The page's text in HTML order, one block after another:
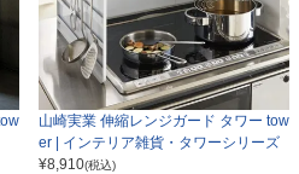
山崎実業 伸縮レンジガード タワー tow
er | インテリア雑貨・タワーシリーズ
¥8,910(税込)